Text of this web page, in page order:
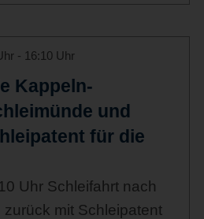
- 16:10 Uhr
Kappeln-
und
für die
Uhr Schleifahrt nach
mit Schleipatent